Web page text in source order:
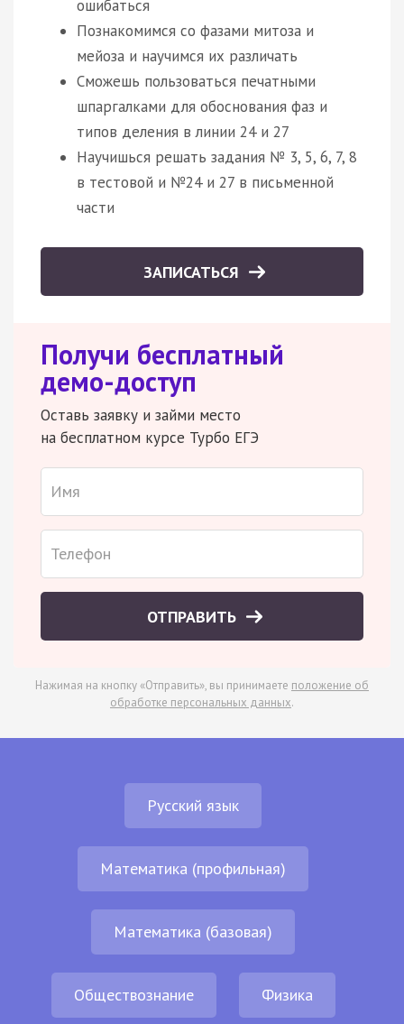
ошибаться
Познакомимся со фазами митоза и
мейоза и научимся их различать
Сможешь пользоваться печатными
шпаргалками для обоснования фаз и
типов деления в линии 24 и 27
Научишься решать задания № 3, 5, 6, 7, 8
в тестовой и №24 и 27 в письменной
части
ЗАПИСАТЬСЯ
Получи бесплатный
демо-доступ
Оставь заявку и займи место
на бесплатном курсе Турбо ЕГЭ
ОТПРАВИТЬ
Нажимая на кнопку «Отправить», вы принимаете положение об
обработке персональных данных.
Русский язык
Математика (профильная)
Математика (базовая)
Обществознание Физика